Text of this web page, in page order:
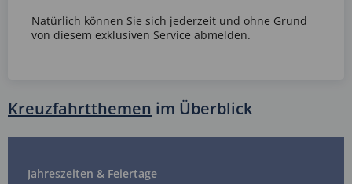
Natürlich können Sie sich jederzeit und ohne Grund
von diesem exklusiven Service abmelden.
Kreuzfahrtthemen im Überblick
Jahreszeiten & Feiertage